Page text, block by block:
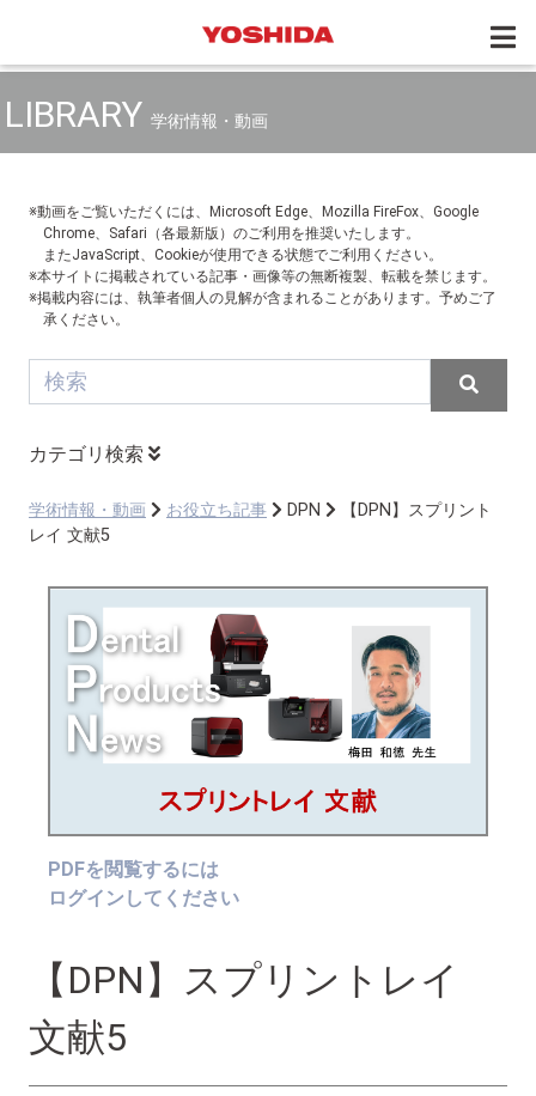
LIBRARY 学術情報・動画
※動画をご覧いただくには、Microsoft Edge、Mozilla FireFox、Google
Chrome、Safari（各最新版）のご利用を推奨いたします。
またJavaScript、Cookieが使用できる状態でご利用ください。
※本サイトに掲載されている記事・画像等の無断複製、転載を禁じます。
※掲載内容には、執筆者個人の見解が含まれることがあります。予めご了
承ください。
カテゴリ検索
学術情報・動画 お役立ち記事 DPN
【DPN】スプリント
レイ 文献5
PDFを閲覧するには
ログインしてください
【DPN】スプリントレイ
文献5